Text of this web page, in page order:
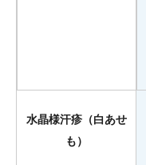
水晶様汗疹（白あせ
も）